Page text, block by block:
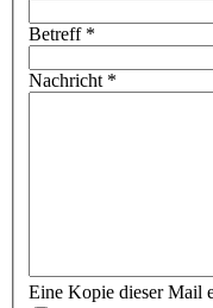
Betreff*
Nachricht*
Eine Kopie dieser Mail